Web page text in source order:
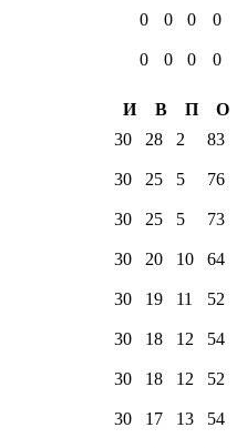
0 0 0 0
0 0 0
0
И В П
О
30 28 2 83
30 25 5 76
30 25 5 73
30 20 10 64
30 19 11 52
30 18 12 54
30 18 12 52
30 17 13 54